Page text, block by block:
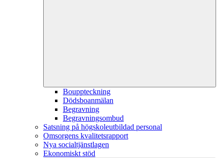
Bouppteckning
Dödsboanmälan
Begravning
Begravningsombud
Satsning på högskoleutbildad personal
Omsorgens kvalitetsrapport
Nya socialtjänstlagen
Ekonomiskt stöd